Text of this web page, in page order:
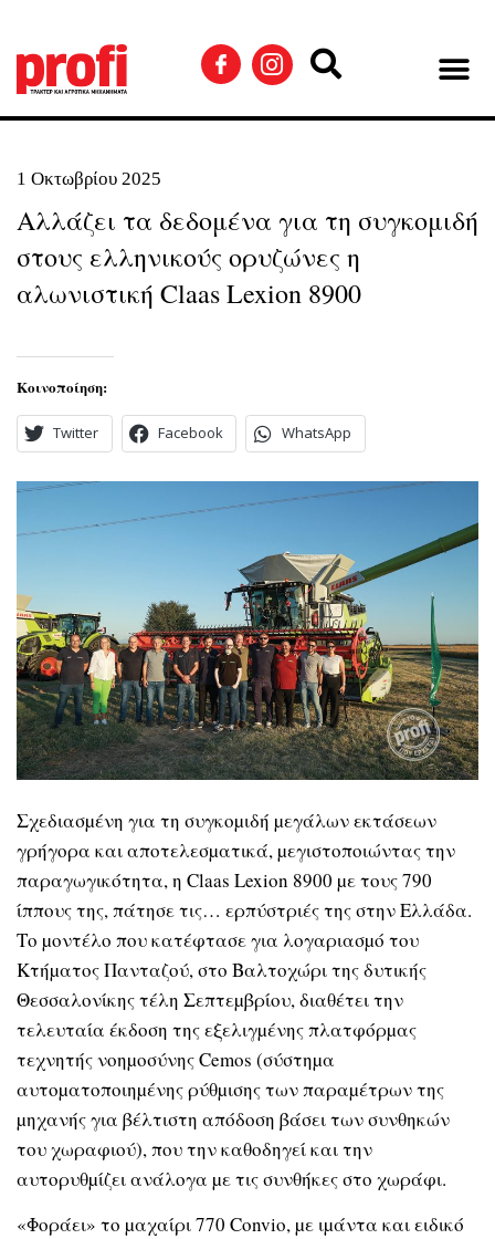
1 Οκτωβρίου 2025
Αλλάζει τα δεδομένα για τη συγκομιδή
στους ελληνικούς ορυζώνες η
αλωνιστική Claas Lexion 8900
Κοινοποίηση:
Twitter Facebook WhatsApp
Σχεδιασµένη για τη συγκοµιδή µεγάλων εκτάσεων
γρήγορα και αποτελεσµατικά, µεγιστοποιώντας την
παραγωγικότητα, η Claas Lexion 8900 µε τους 790
ίππους της, πάτησε τις… ερπύστριές της στην Ελλάδα.
Το µοντέλο που κατέφτασε για λογαριασµό του
Κτήµατος Πανταζού, στο Βαλτοχώρι της δυτικής
Θεσσαλονίκης τέλη Σεπτεµβρίου, διαθέτει την
τελευταία έκδοση της εξελιγµένης πλατφόρµας
τεχνητής νοηµοσύνης Cemos (σύστηµα
αυτοµατοποιηµένης ρύθµισης των παραµέτρων της
µηχανής για βέλτιστη απόδοση βάσει των συνθηκών
του χωραφιού), που την καθοδηγεί και την
αυτορυθµίζει ανάλογα µε τις συνθήκες στο χωράφι.
«Φοράει» το µαχαίρι 770 Convio, µε ιµάντα και ειδικό